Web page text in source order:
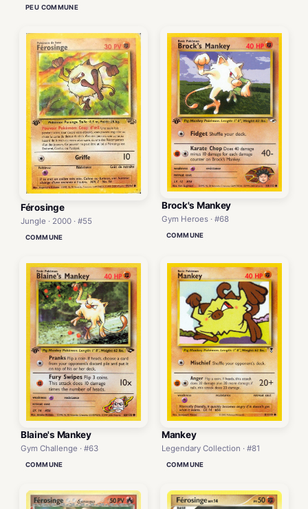
PEU COMMUNE
Férosinge
Jungle · 2000 · #55
COMMUNE
Brock's Mankey
Gym Heroes · #68
COMMUNE
Blaine's Mankey
Gym Challenge · #63
COMMUNE
Mankey
Legendary Collection · #81
COMMUNE